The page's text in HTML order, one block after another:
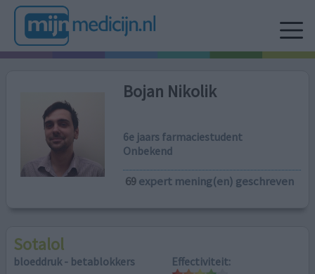
Bojan Nikolik
6e jaars farmaciestudent
Onbekend
69expert mening(en) geschreven
Sotalol
bloeddruk - betablokkers Effectiviteit: